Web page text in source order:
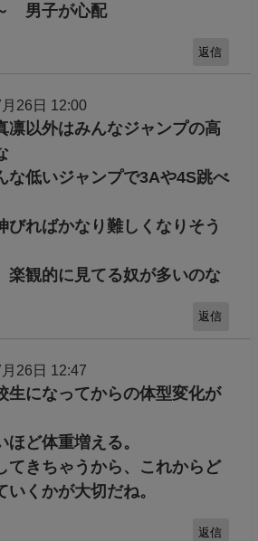
男子が心配
返信
26日 12:00
凛以外はみんなジャンプの高
な低いジャンプで3Aや4S跳べ
びればかなり難しくなりそう
楽観的に見てる奴が多いのな
返信
26日 12:47
生になってからの体型変化が
ど体重増える。
てきちゃうから、これからど
いくかが大切だね。
返信